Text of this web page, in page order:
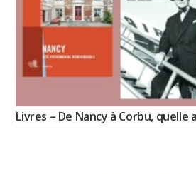
Livres – De Nancy à Corbu, quelle